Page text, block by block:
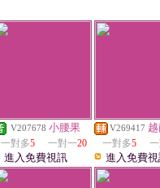
V207678 小腰果
一對多5 一對一20
進入免費視訊
V269417
一對多5
進入免費